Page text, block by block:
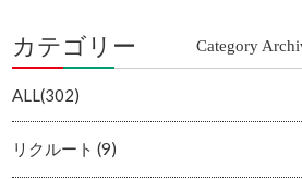
カテゴリー Category
ALL(302)
リクルート (9)